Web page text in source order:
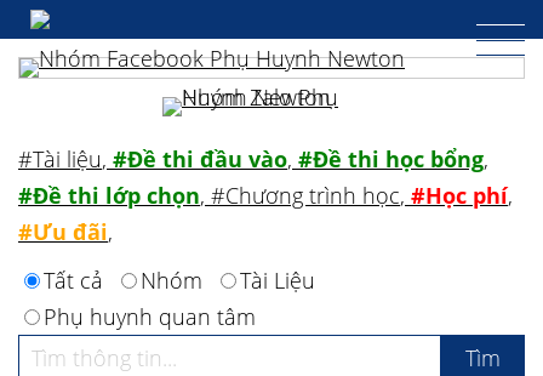
#Tài liệu, #Đề thi đầu vào, #Đề thi học bổng,
#Đề thi lớp chọn, #Chương trình học, #Học phí,
#Ưu đãi,
Tất cả
Nhóm
Tài Liệu
Phụ huynh quan tâm